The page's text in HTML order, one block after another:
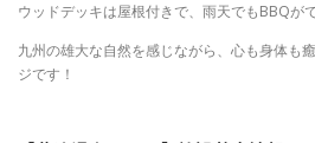
ウッドデッキは屋根付きで、雨天でもBBQがで
九州の雄大な自然を感じながら、心も身体も
ジです！